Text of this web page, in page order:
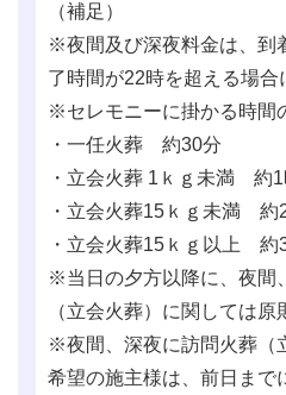
（補足）
※夜間及び深夜料金は、到
了時間が22時を超える場合
※セレモニーに掛かる時間
・一任火葬 約30分
・立会火葬 1ｋｇ未満 約1
・立会火葬15ｋｇ未満 約
・立会火葬15ｋｇ以上 約
※当日の夕方以降に、夜間
（立会火葬）に関しては原
※夜間、深夜に訪問火葬（
希望の施主様は、前日まで